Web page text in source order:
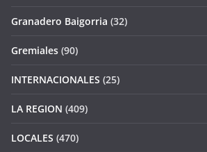
Granadero Baigorria (32)
Gremiales (90)
INTERNACIONALES (25)
LA REGION (409)
LOCALES (470)